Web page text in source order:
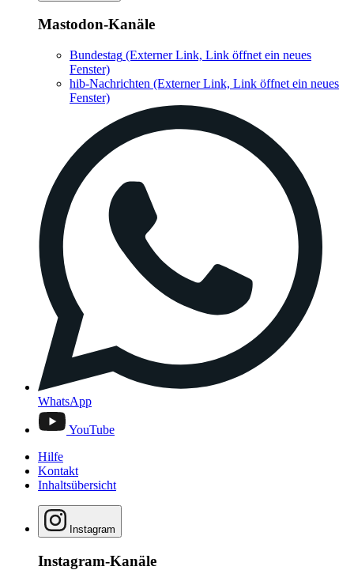
Mastodon-Kanäle
Bundestag (Externer Link, Link öffnet ein neues
Fenster)
hib-Nachrichten (Externer Link, Link öffnet ein neues
Fenster)
WhatsApp
YouTube
Hilfe
Kontakt
Inhaltsübersicht
Instagram
Instagram-Kanäle